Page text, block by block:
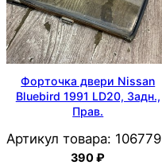
Форточка двери Nissan
Bluebird 1991 LD20, Задн.,
Прав.
Артикул товара: 106779
390₽